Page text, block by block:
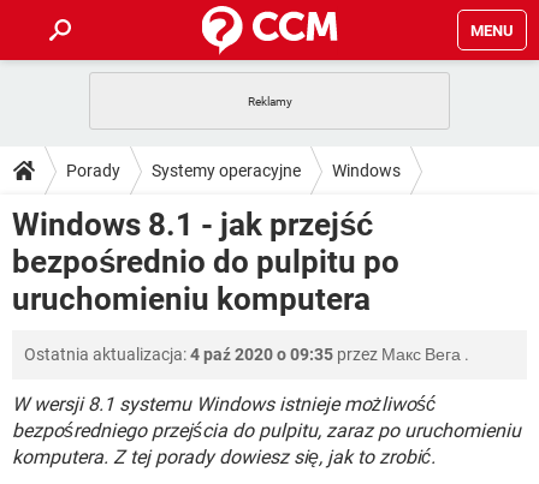
MENU
GRY WHATSAPP
SPOTIFY NETFLIX
INSTAGRAM FACEBOOK
WINDOWS 10
PORADY
PlayStation TIKTOK
GRY WHATSAPP
SPOTIFY NETFLIX
WINDOWS 10
DO POBRANIA
ANDROID TIKTOK
GRY WHATSAPP
WINDOWS 10
FORUM
GRY WHATSAPP
SPOTIFY NETFLIX
INSTAGRAM FACEBOOK
GRY WHATSAPP
SPOTIFY NETFLIX
Porady Systemy operacyjne Windows
Windows 8.1
Windows 8.1 - jak przejść
bezpośrednio do pulpitu po
uruchomieniu komputera
Ostatnia aktualizacja:4 paź 2020 o 09:35 przez Макс Вега .
W wersji 8.1 systemu Windows istnieje możliwość
bezpośredniego przejścia do pulpitu, zaraz po uruchomieniu
komputera. Z tej porady dowiesz się, jak to zrobić.